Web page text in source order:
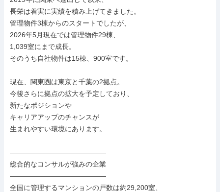
長栄は着実に実績を積み上げてきました。
管理物件3棟からのスタートでしたが、
2026年5月現在では管理物件29棟、
1,039室にまで成長。
そのうち自社物件は15棟、900室です。
現在、関東圏は東京と千葉の2拠点。
今後さらに拠点の拡大を予定しており、
新たなポジションや
キャリアアップのチャンスが
生まれやすい環境にあります。
――――――――――――――
総合的なコンサルが強みの企業
――――――――――――――
全国に管理するマンションの戸数は約29,200室、